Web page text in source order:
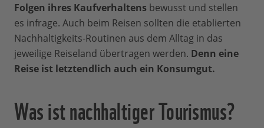
Folgen ihres Kaufverhaltens bewusst und stellen
es infrage. Auch beim Reisen sollten die etablierten
Nachhaltigkeits-Routinen aus dem Alltag in das
jeweilige Reiseland übertragen werden. Denn eine
Reise ist letztendlich auch ein Konsumgut.
Was ist nachhaltiger Tourismus?